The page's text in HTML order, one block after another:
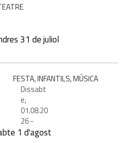
31 de juliol
FESTA, INFANTILS, MÚSICA
Dissabt
e,
01.08.20
26-
1 d'agost